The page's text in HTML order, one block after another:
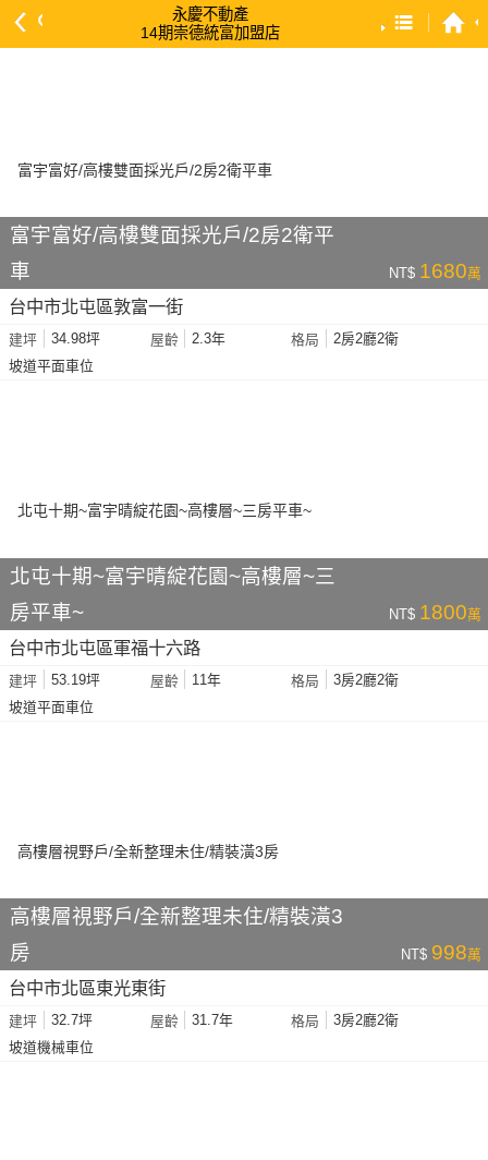
永慶不動產
14期崇德統富加盟店
依降幅 高 → 低
依土地坪數 大 → 小
富宇富好/高樓雙面採光戶/2房2衛平
車
NT$ 1680萬
台中市北屯區敦富一街
建坪 34.98坪 屋齡 2.3年 格局
2房2廳2衛
坡道平面車位
北屯十期~富宇晴綻花園~高樓層~三
房平車~
NT$ 1800萬
台中市北屯區軍福十六路
建坪 53.19坪 屋齡 11年 格局
3房2廳2衛
坡道平面車位
高樓層視野戶/全新整理未住/精裝潢3
房
NT$ 998萬
台中市北區東光東街
建坪 32.7坪 屋齡 31.7年 格局
3房2廳2衛
坡道機械車位